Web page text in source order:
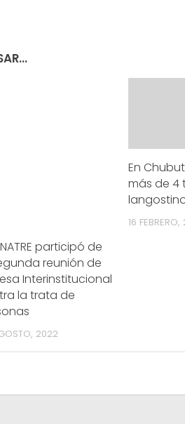
participó de
reunión de
Interinstitucional
la trata de
2022
En
más de 4
16 FEBRERO,